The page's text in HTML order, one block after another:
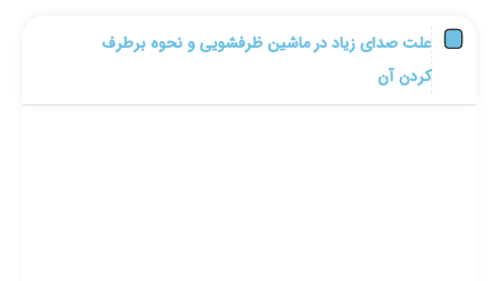
علت صدای زیاد در ماشین ظرفشویی و نحوه برطرف
کردن آن